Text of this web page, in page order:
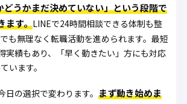
どうかまだ決めていない」という段階で
ます。LINEで24時間相談できる体制も整
も無理なく転職活動を進められます。最短
実績もあり、「早く動きたい」方にも対応
います。
の選択で変わります。 まず動き始めま